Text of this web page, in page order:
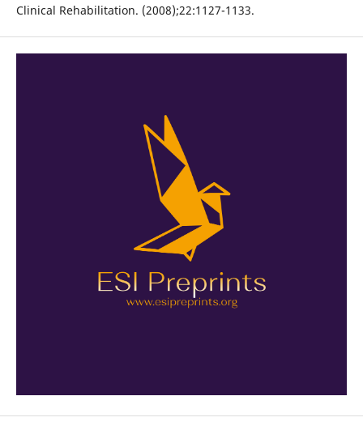
Clinical Rehabilitation. (2008);22:1127-1133.